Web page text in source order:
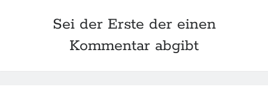
Sei der Erste der einen
Kommentar abgibt